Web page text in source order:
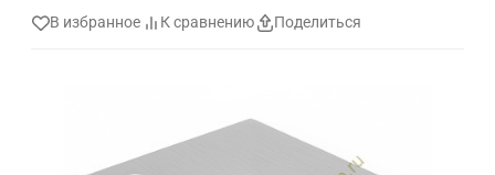
В избранное К сравнению Поделиться